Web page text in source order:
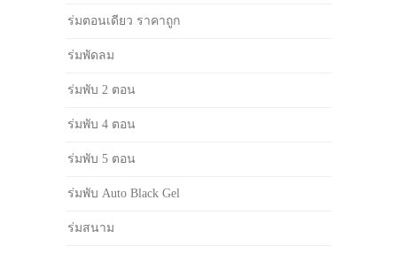
ร่มตอนเดียว ราคาถูก
ร่มพัดลม
ร่มพับ 2 ตอน
ร่มพับ 4 ตอน
ร่มพับ 5 ตอน
ร่มพับ Auto Black Gel
ร่มสนาม